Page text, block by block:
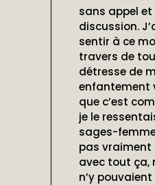
sans appel et
discussion.
sentir à ce
travers de
détresse de
enfantement
que c’est
je le
sages-
pas vraiment
avec tout ça,
n’y pouvaient